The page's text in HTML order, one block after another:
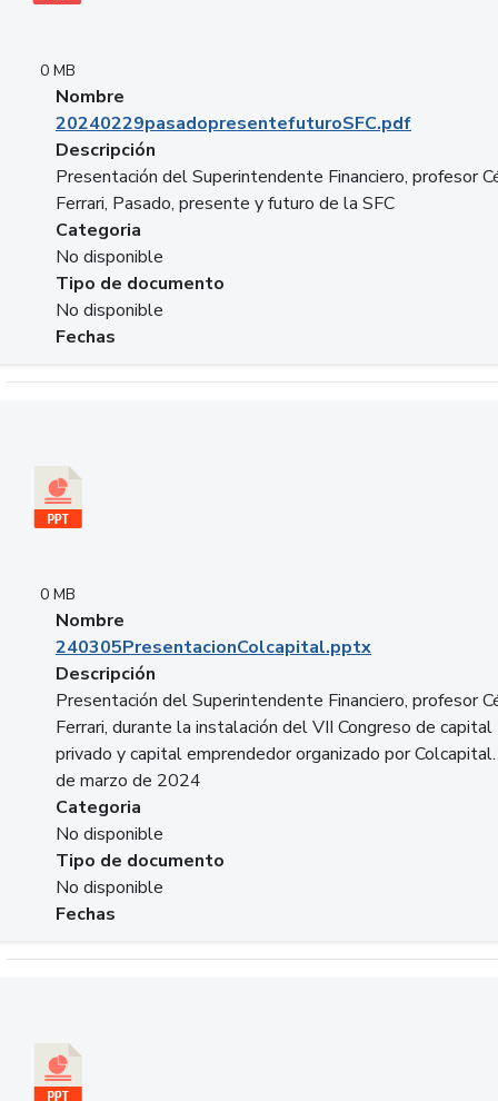
0 MB
Nombre
20240229pasadopresentefuturoSFC.pdf
Descripción
Presentación del Superintendente Financiero, profesor
Ferrari, Pasado, presente y futuro de la SFC
Categoria
No disponible
Tipo de documento
No disponible
Fechas
0 MB
Nombre
240305PresentacionColcapital.pptx
Descripción
Presentación del Superintendente Financiero, profesor
Ferrari, durante la instalación del VII Congreso de capital
privado y capital emprendedor organizado por
de marzo de 2024
Categoria
No disponible
Tipo de documento
No disponible
Fechas